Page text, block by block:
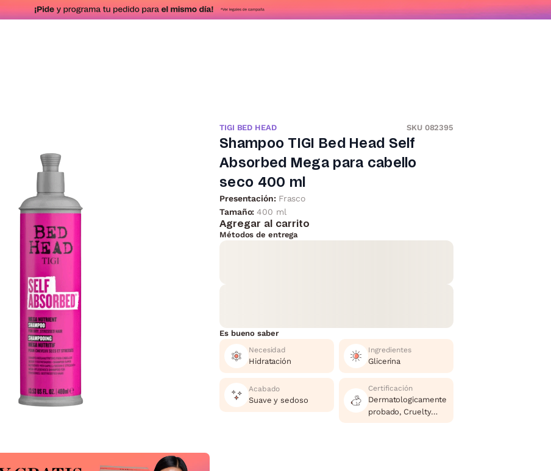
TIGI BED HEAD SKU 082395
Shampoo TIGI Bed Head Self
Absorbed Mega para cabello
seco 400 ml
Presentación: Frasco
Tamaño:400 ml
Agregar al carrito
Métodos de entrega
Es bueno saber
Necesidad
Hidratación
Ingredientes
Glicerina
Acabado
Suave y sedoso
Certificación
Dermatologicamente
probado, Cruelty
Free